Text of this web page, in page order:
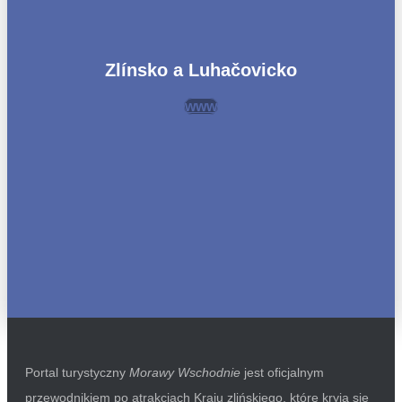
Zlínsko a Luhačovicko
www
Portal turystyczny Morawy Wschodnie jest oficjalnym
przewodnikiem po atrakcjach Kraju zlińskiego, które kryją się